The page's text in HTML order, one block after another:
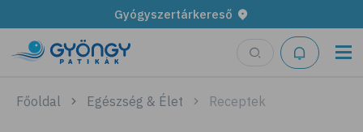
Gyógyszertárkereső
Főoldal Egészség & Élet Receptek